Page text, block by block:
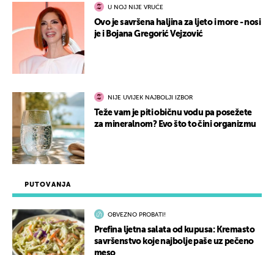
PUTOVANJA
OBVEZNO PROBATI!
Prefina ljetna salata od kupusa: Kremasto
savršenstvo koje najbolje paše uz pečeno
meso
U NOJ NIJE VRUĆE
Ovo je savršena haljina za ljeto i more - nosi
je i Bojana Gregorić Vejzović
NIJE UVIJEK NAJBOLJI IZBOR
Teže vam je piti običnu vodu pa posežete
za mineralnom? Evo što to čini organizmu